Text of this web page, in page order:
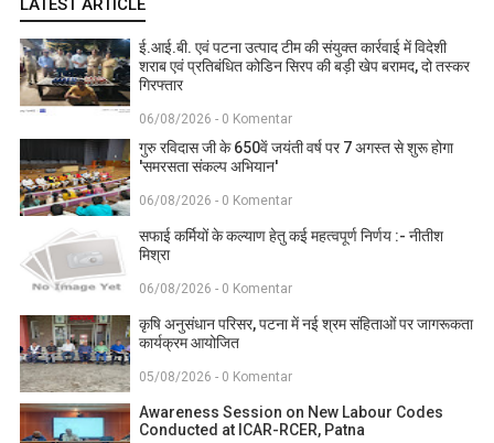
ई.आई.बी. एवं पटना उत्पाद टीम की संयुक्त कार्रवाई में विदेशी
शराब एवं प्रतिबंधित कोडिन सिरप की बड़ी खेप बरामद, दो तस्कर
गिरफ्तार
06/08/2026 - 0 Komentar
गुरु रविदास जी के 650वें जयंती वर्ष पर 7 अगस्त से शुरू होगा
'समरसता संकल्प अभियान'
06/08/2026 - 0 Komentar
सफाई कर्मियों के कल्याण हेतु कई महत्वपूर्ण निर्णय :- नीतीश
मिश्रा
06/08/2026 - 0 Komentar
कृषि अनुसंधान परिसर, पटना में नई श्रम संहिताओं पर जागरूकता
कार्यक्रम आयोजित
05/08/2026 - 0 Komentar
Awareness Session on New Labour Codes
Conducted at ICAR-RCER, Patna